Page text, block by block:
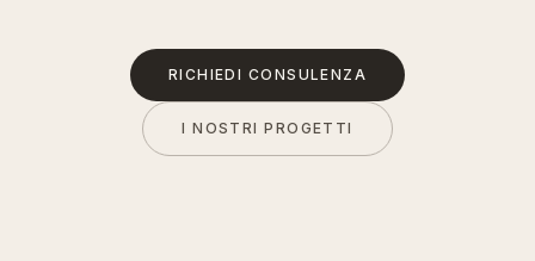
RICHIEDI CONSULENZA
I NOSTRI PROGETTI